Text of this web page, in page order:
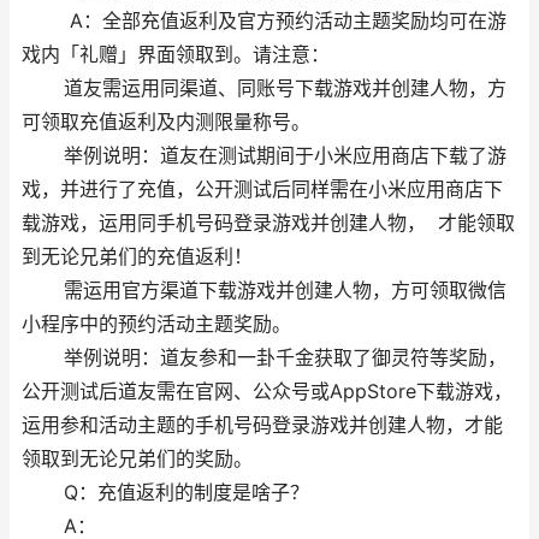
A：全部充值返利及官方预约活动主题奖励均可在游
戏内「礼赠」界面领取到。请注意：
道友需运用同渠道、同账号下载游戏并创建人物，方
可领取充值返利及内测限量称号。
举例说明：道友在测试期间于小米应用商店下载了游
戏，并进行了充值，公开测试后同样需在小米应用商店下
载游戏，运用同手机号码登录游戏并创建人物， 才能领取
到无论兄弟们的充值返利！
需运用官方渠道下载游戏并创建人物，方可领取微信
小程序中的预约活动主题奖励。
举例说明：道友参和一卦千金获取了御灵符等奖励，
公开测试后道友需在官网、公众号或AppStore下载游戏，
运用参和活动主题的手机号码登录游戏并创建人物，才能
领取到无论兄弟们的奖励。
Q：充值返利的制度是啥子？
A：